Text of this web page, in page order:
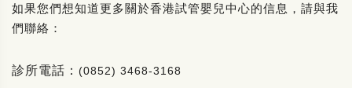
如果您們想知道更多關於香港試管嬰兒中心的信息，請與我
們聯絡：
診所電話： (0852) 3468-3168